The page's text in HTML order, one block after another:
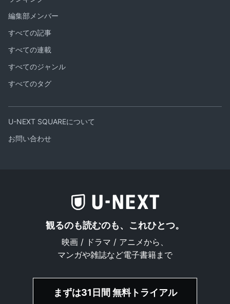
編集部メンバー
すべての記事
すべての連載
すべてのジャンル
すべてのタグ
U-NEXT SQUAREについて
お問い合わせ
観るのも読むのも、これひとつ。
映画 / ドラマ / アニメから、
マンガや雑誌など電子書籍まで
まずは31日間 無料トライアル